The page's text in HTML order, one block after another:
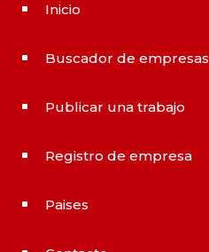
^ Inicio
^ Buscador de empresas
^ Publicar una trabajo
^ Registro de empresa
^ Paises